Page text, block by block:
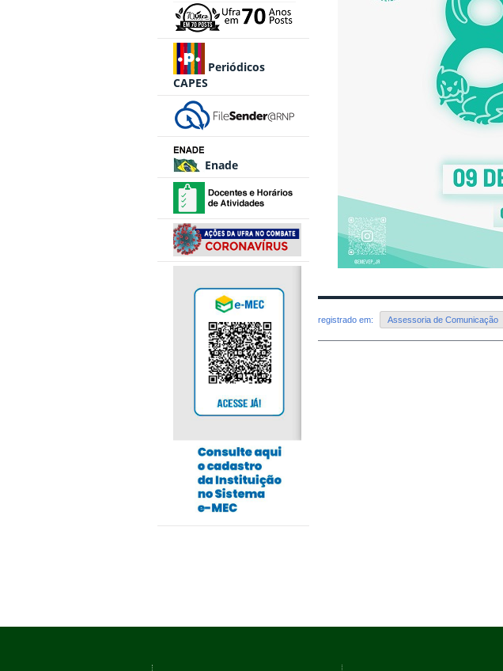
Periódicos
CAPES
Enade
registrado em: Assessoria de Comunicação